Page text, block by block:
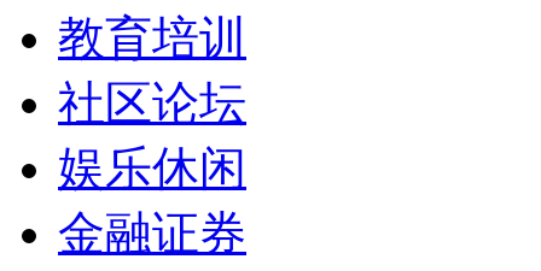
教育培训
社区论坛
娱乐休闲
金融证券